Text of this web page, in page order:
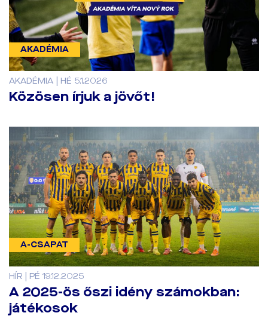
AKADÉMIA
AKADÉMIA | HÉ 5.1.2026
Közösen írjuk a jövőt!
A-CSAPAT
HÍR | PÉ 19.12.2025
A 2025-ös őszi idény számokban:
játékosok